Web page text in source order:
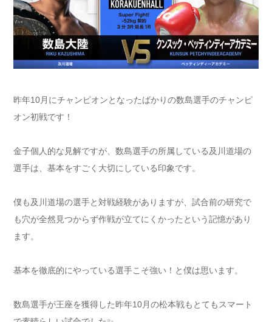
昨年10月にチャンピオンとなったばかりの数島選手のチャンピ
オン初戦です！
金子個人的な見解ですが、数島選手の所属している及川道場の
選手は、基本をすごく大切にしている印象です。
僕も及川道場の選手と対戦経験がありますが、試合前の研究で
も穴が全然見つからず作戦が立てにくかったという記憶があり
ます。
基本を徹底的にやっている選手こそ強い！と僕は思います。
数島選手が王座を獲得した昨年10月の松本戦もとてもスマート